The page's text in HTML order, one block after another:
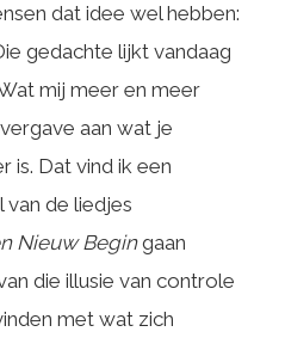
dat idee wel hebben:
gedachte lijkt vandaag
mij meer en meer
aan wat je
is. Dat vind ik een
van de liedjes
Nieuw Begingaan
die illusie van controle
met wat zich